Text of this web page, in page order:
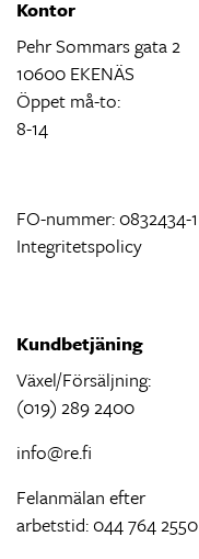
Kontor
Pehr Sommars gata 2
10600 EKENÄS
Öppet må-to:
8-14
FO-nummer: 0832434-1
Integritetspolicy
Kundbetjäning
Växel/Försäljning:
(019) 289 2400
info@re.fi
Felanmälan efter
arbetstid: 044 764 2550